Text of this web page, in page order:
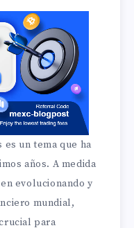
un tema que ha
años. A medida
evolucionando y
mundial,
para